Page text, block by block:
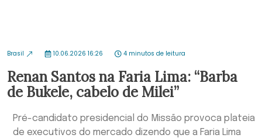
Brasil 10.06.2026 16:26 4 minutos de leitura
Renan Santos na Faria Lima: “Barba
de Bukele, cabelo de Milei”
Pré-candidato presidencial do Missão provoca plateia
de executivos do mercado dizendo que a Faria Lima